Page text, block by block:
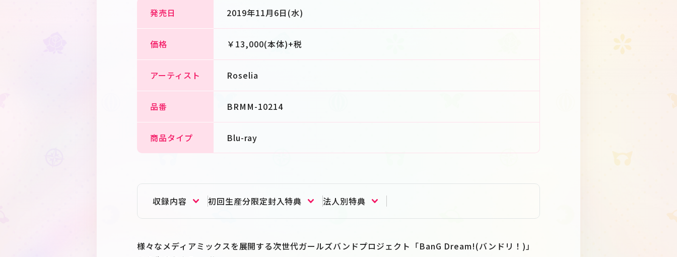
発売日 2019年11月6日(水)
価格 ￥13,000(本体)+税
アーティスト Roselia
品番 BRMM-10214
商品タイプ Blu-ray
収録内容 初回生産分限定封入特典 法人別特典
様々なメディアミックスを展開する次世代ガールズバンドプロジェクト「BanG Dream!(バンドリ！)」